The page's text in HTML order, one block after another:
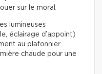
sur le moral.
lumineuses
éclairage d’appoint)
au plafonnier.
chaude pour une